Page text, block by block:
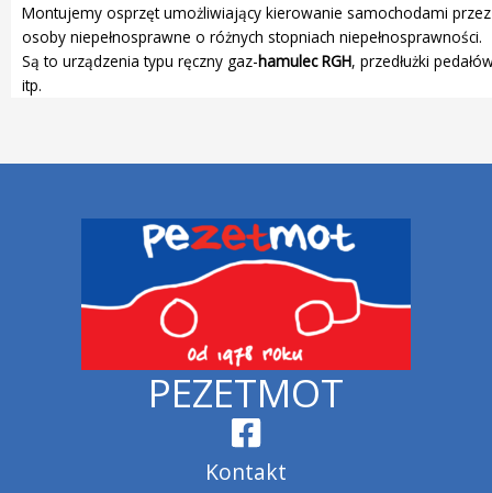
Montujemy osprzęt umożliwiający kierowanie samochodami przez
osoby niepełnosprawne o różnych stopniach niepełnosprawności.
Są to urządzenia typu ręczny gaz-hamulecRGH, przedłużki
itp.
PEZETMOT
Kontakt